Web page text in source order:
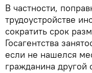
В частности,
трудоустройстве
сократить срок
Госагентства
если не нашелся
гражданина другой